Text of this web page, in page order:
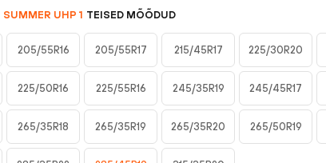
SUMMER UHP 1 TEISED MÕÕDUD
205/55R16 205/55R17 215/45R17 225/30R20
225/50R16 225/55R16 245/35R19 245/45R17
265/35R18 265/35R19 265/35R20 265/50R19